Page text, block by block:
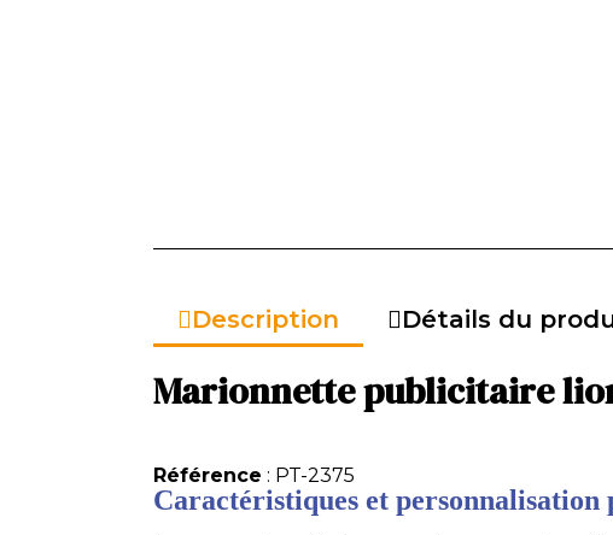
Description Détails du
Marionnette publicitaire
Référence : PT-2375
Caractéristiques et personnalisation